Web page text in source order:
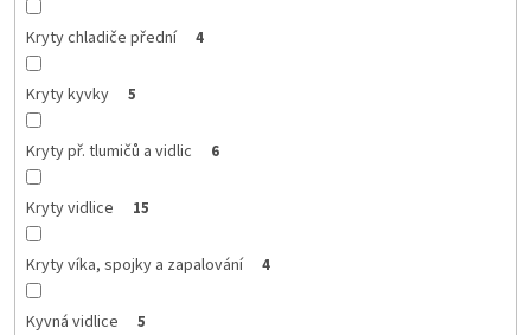
Kryty chladiče přední 4
Kryty kyvky 5
Kryty př. tlumičů a vidlic 6
Kryty vidlice 15
Kryty víka, spojky a zapalování 4
Kyvná vidlice 5